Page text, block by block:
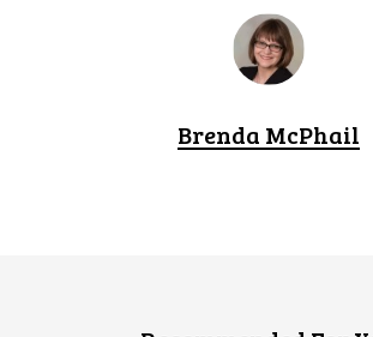
Brenda McPhail